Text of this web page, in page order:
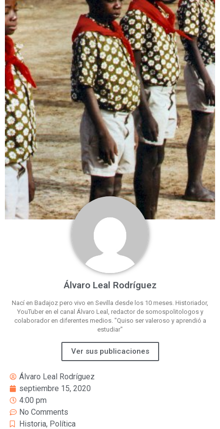
Álvaro Leal Rodríguez
Nací en Badajoz pero vivo en Sevilla desde los 10 meses. Historiador,
YouTuber en el canal Álvaro Leal, redactor de somospolitologos y
colaborador en diferentes medios. "Quiso ser valeroso y aprendió a
estudiar"
Ver sus publicaciones
Álvaro Leal Rodríguez
septiembre 15, 2020
4:00 pm
No Comments
Historia, Política